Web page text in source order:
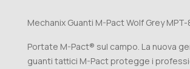
Mechanix Guanti M-Pact Wolf Grey MPT-
Portate M-Pact® sul campo. La nuova
guanti tattici M-Pact protegge i